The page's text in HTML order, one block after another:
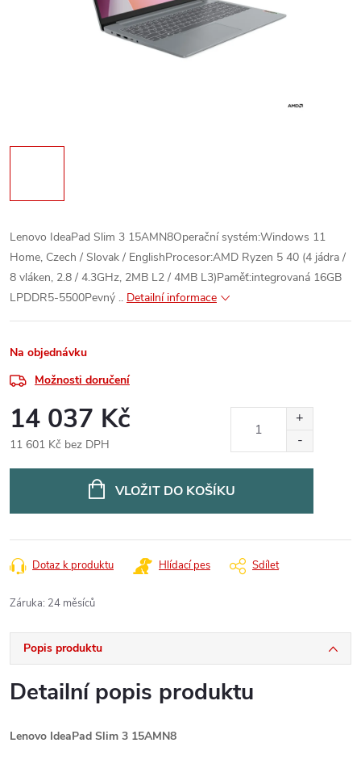
Lenovo IdeaPad Slim 3 15AMN8Operační systém:Windows 11
Home, Czech / Slovak / EnglishProcesor:AMD Ryzen 5 40 (4 jádra /
8 vláken, 2.8 / 4.3GHz, 2MB L2 / 4MB L3)Paměť:integrovaná 16GB
LPDDR5-5500Pevný .. Detailní informace
Na objednávku
Možnosti doručení
14 037 Kč
11 601 Kč bez DPH
VLOŽIT DO KOŠÍKU
Dotaz k produktu Hlídací pes Sdílet
Záruka: 24 měsíců
Popis produktu
Detailní popis produktu
Lenovo IdeaPad Slim 3 15AMN8